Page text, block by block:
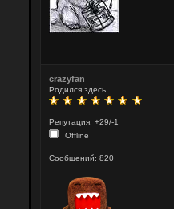
crazyfan
Родился здесь
Репутация: +29/-1
Offline
Сообщений: 820